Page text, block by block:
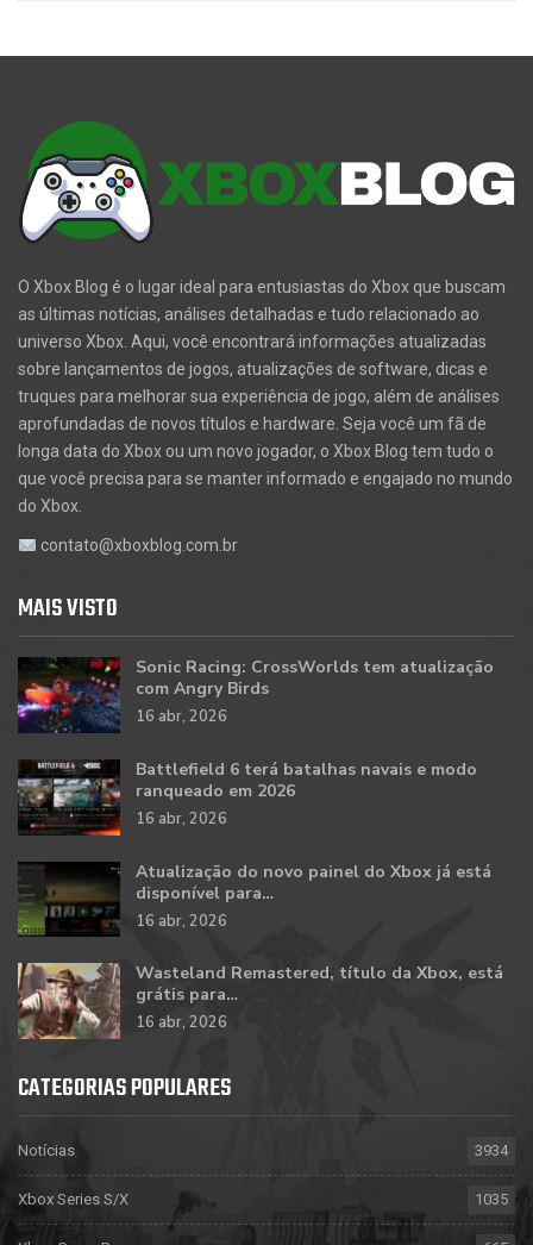
O Xbox Blog é o lugar ideal para entusiastas do Xbox que buscam
as últimas notícias, análises detalhadas e tudo relacionado ao
universo Xbox. Aqui, você encontrará informações atualizadas
sobre lançamentos de jogos, atualizações de software, dicas e
truques para melhorar sua experiência de jogo, além de análises
aprofundadas de novos títulos e hardware. Seja você um fã de
longa data do Xbox ou um novo jogador, o Xbox Blog tem tudo o
que você precisa para se manter informado e engajado no mundo
do Xbox.
contato@xboxblog.com.br
MAIS VISTO
Sonic Racing: CrossWorlds tem atualização
com Angry Birds
16 abr, 2026
Battlefield 6 terá batalhas navais e modo
ranqueado em 2026
16 abr, 2026
Atualização do novo painel do Xbox já está
disponível para…
16 abr, 2026
Wasteland Remastered, título da Xbox, está
grátis para…
16 abr, 2026
CATEGORIAS POPULARES
Notícias 3934
Xbox Series S/X 1035